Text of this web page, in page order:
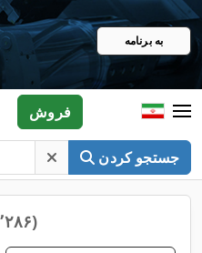
به برنامه
جستجو کردن
فروش
(۸۵٬۲۸۶)